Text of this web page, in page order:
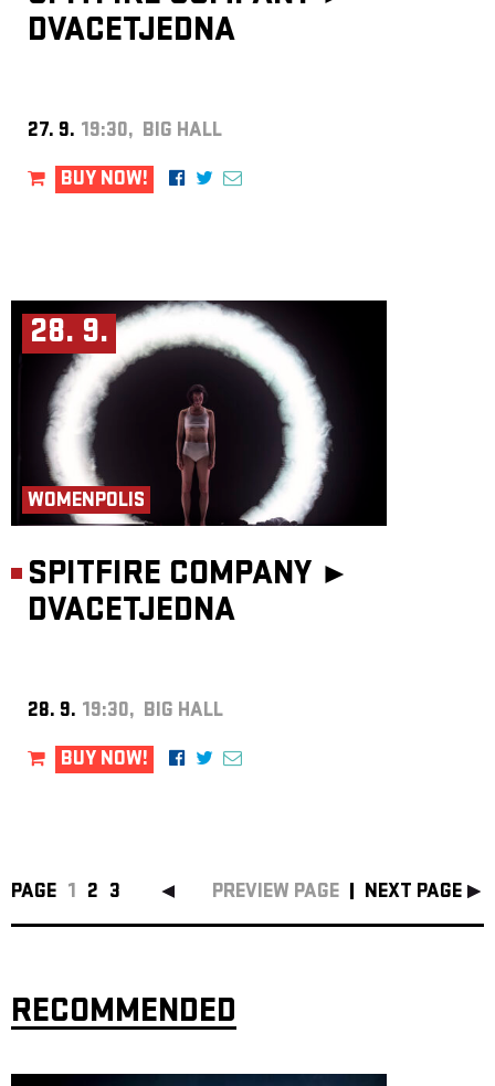
DVACETJEDNA
27. 9. 19:30, BIG HALL
BUY NOW!
28. 9.
WOMENPOLIS
SPITFIRE COMPANY ►
DVACETJEDNA
28. 9. 19:30, BIG HALL
BUY NOW!
PAGE 1 2 3 PREVIEW PAGE NEXT PAGE
RECOMMENDED